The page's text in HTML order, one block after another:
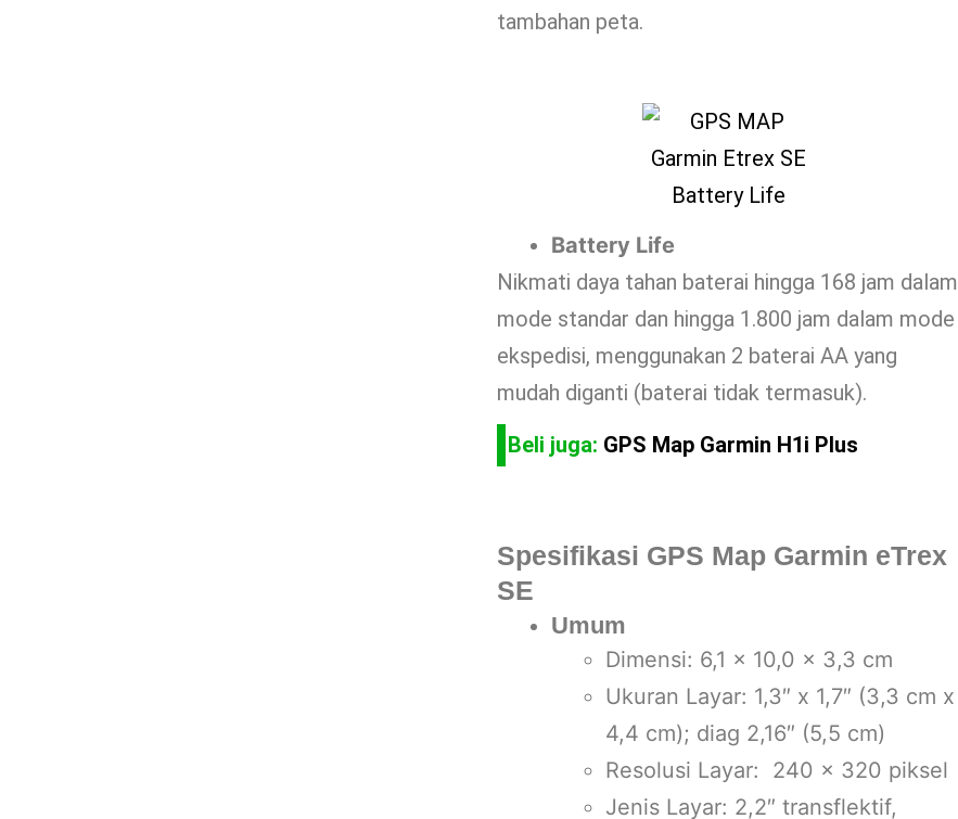
tambahan peta.
Battery Life
Nikmati daya tahan baterai hingga 168 jam dalam
mode standar dan hingga 1.800 jam dalam mode
ekspedisi, menggunakan 2 baterai AA yang
mudah diganti (baterai tidak termasuk).
Beli juga: GPS Map Garmin H1i Plus
Spesifikasi GPS Map Garmin eTrex
SE
Umum
Dimensi: 6,1 x 10,0 x 3,3 cm
Ukuran Layar: 1,3″ x 1,7″ (3,3 cm x
4,4 cm); diag 2,16″ (5,5 cm)
Resolusi Layar: 240 x 320 piksel
Jenis Layar: 2,2″ transflektif,